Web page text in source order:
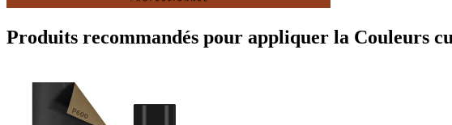
Produits recommandés pour appliquer la Couleurs